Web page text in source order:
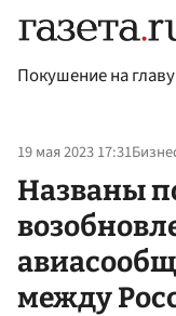
Покушение на
19 мая 2023 17:31
Названы
между